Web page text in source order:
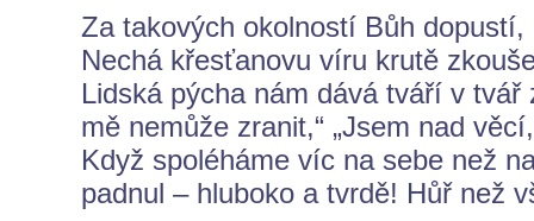
Za takových okolností Bůh
Nechá křesťanovu víru krutě
Lidská pýcha nám dává tváří v tvář
mě nemůže zranit,“ „Jsem nad
Když spoléháme víc na sebe než
padnul – hluboko a tvrdě! Hůř než